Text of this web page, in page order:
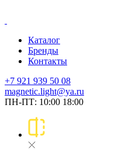
Каталог
Бренды
Контакты
+7 921 939 50 08
magnetic.light@ya.ru
ПН-ПТ: 10:00 18:00